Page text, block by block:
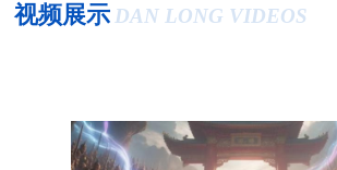
视频展示 DAN LONG VIDEOS